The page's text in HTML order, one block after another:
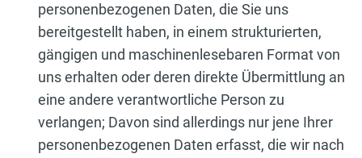
personenbezogenen Daten, die Sie uns
bereitgestellt haben, in einem strukturierten,
gängigen und maschinenlesebaren Format von
uns erhalten oder deren direkte Übermittlung an
eine andere verantwortliche Person zu
verlangen; Davon sind allerdings nur jene Ihrer
personenbezogenen Daten erfasst, die wir nach